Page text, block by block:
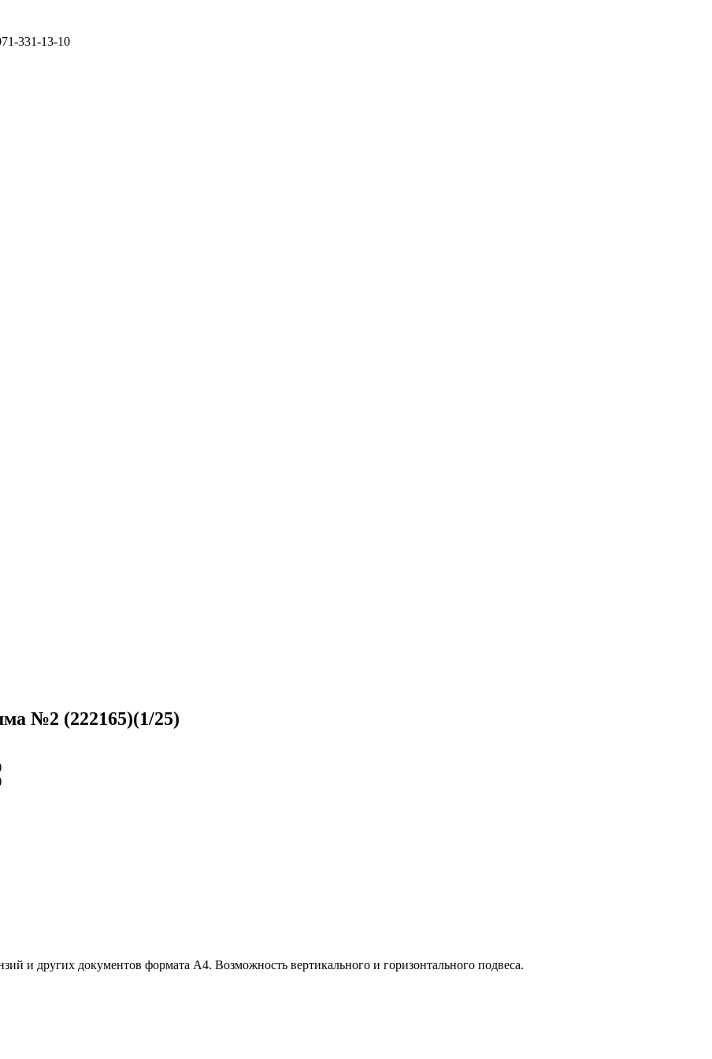
331-13-10
№2 (222165)(1/25)
и других документов формата А4. Возможность вертикального и горизонтального подвеса.